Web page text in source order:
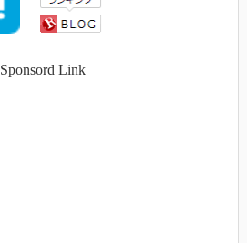
Sponsord Link